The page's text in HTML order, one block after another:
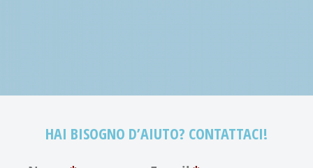
HAI BISOGNO D’AIUTO? CONTATTACI!